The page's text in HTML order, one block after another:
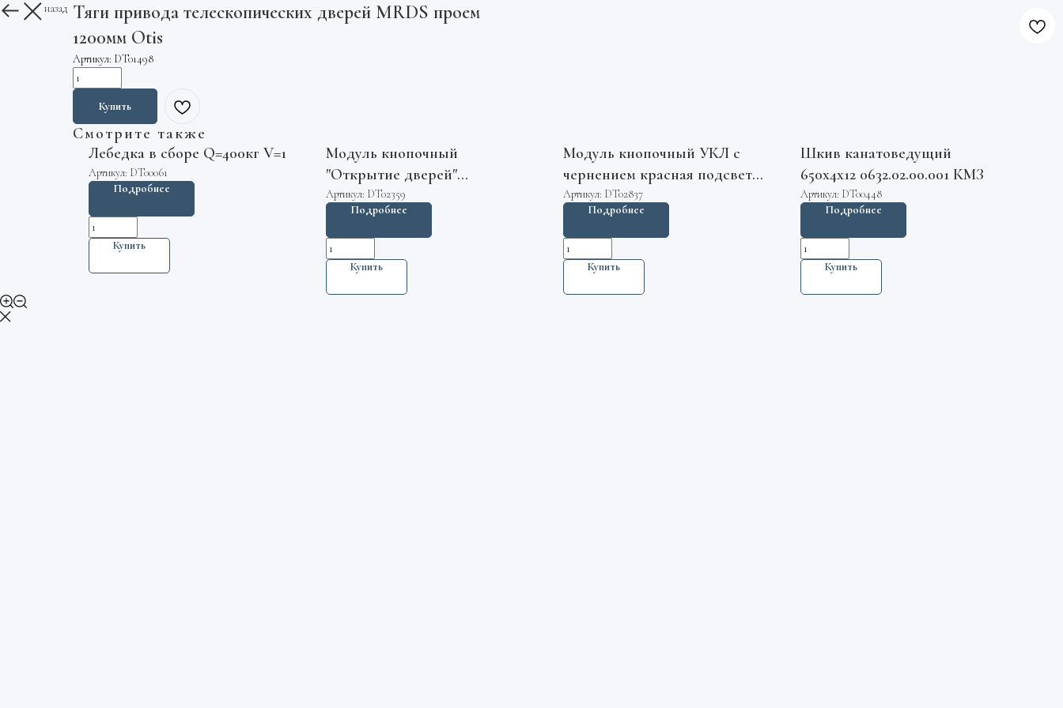
Вернуться назад Тяги привода телескопических дверей MRDS проем
1200мм Otis
Артикул: DT01498
Купить
Смотрите также
Лебедка в сборе Q=400кг V=1
Артикул: DT00061
Подробнее
Купить
Модуль кнопочный
"Открытие дверей"
серебристый квадратный
красная подсветка KDS50
Kone
Артикул: DT02359
Подробнее
Купить
Модуль кнопочный УКЛ с
чернением красная подсветка
шрифт Брайля "10" Схема №2
ВК-33-5Б
Артикул: DT02837
Подробнее
Купить
Шкив канатоведущий
650х4х12 0632.02.00.001 КМЗ
Артикул: DT00448
Подробнее
Купить